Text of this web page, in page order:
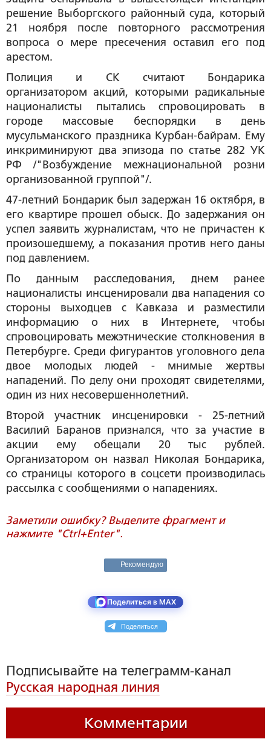
решение Выборгского районный суда, который
21 ноября после повторного рассмотрения
вопроса о мере пресечения оставил его под
арестом.
Полиция и СК считают Бондарика
организатором акций, которыми радикальные
националисты пытались спровоцировать в
городе массовые беспорядки в день
мусульманского праздника Курбан-байрам. Ему
инкриминируют два эпизода по статье 282 УК
РФ /"Возбуждение межнациональной розни
организованной группой"/.
47-летний Бондарик был задержан 16 октября, в
его квартире прошел обыск. До задержания он
успел заявить журналистам, что не причастен к
произошедшему, а показания против него даны
под давлением.
По данным расследования, днем ранее
националисты инсценировали два нападения со
стороны выходцев с Кавказа и разместили
информацию о них в Интернете, чтобы
спровоцировать межэтнические столкновения в
Петербурге. Среди фигурантов уголовного дела
двое молодых людей - мнимые жертвы
нападений. По делу они проходят свидетелями,
один из них несовершеннолетний.
Второй участник инсценировки - 25-летний
Василий Баранов признался, что за участие в
акции ему обещали 20 тыс рублей.
Организатором он назвал Николая Бондарика,
со страницы которого в соцсети производилась
рассылка с сообщениями о нападениях.
Заметили ошибку? Выделите фрагмент и
нажмите "Ctrl+Enter".
Рекомендую
Поделиться в MAX
Поделиться
Подписывайте на телеграмм-канал
Русская народная линия
Комментарии